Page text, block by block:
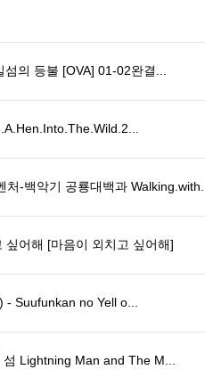
의 등불 [OVA] 01-02완결...
-백악기 공룡대백과 Walking.with...
싶어해 [마음이 외치고 싶어해]
Suufunkan no Yell o...
Lightning Man and The M...